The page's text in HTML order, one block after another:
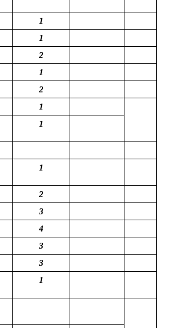
1
1
2
1
2
1
1
1
2
3
4
3
3
1